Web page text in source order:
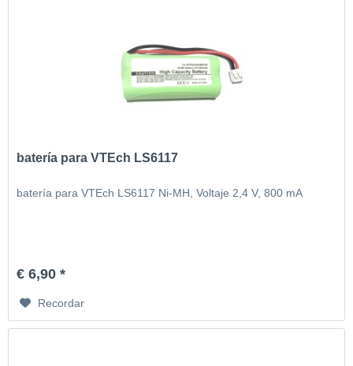
batería para VTEch LS6117
batería para VTEch LS6117 Ni-MH, Voltaje 2,4 V, 800 mA
€ 6,90 *
Recordar